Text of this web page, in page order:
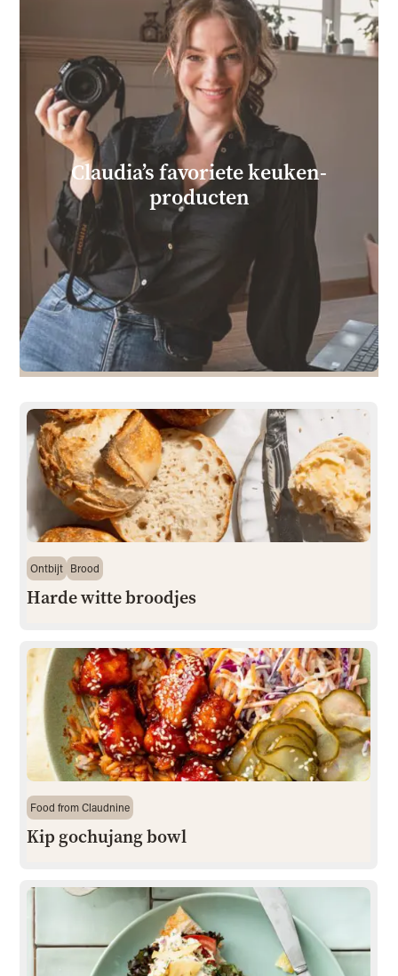
Claudia’s favoriete keuken­
producten
Ontbijt Brood
Harde witte broodjes
Food from Claudnine
Kip gochujang bowl